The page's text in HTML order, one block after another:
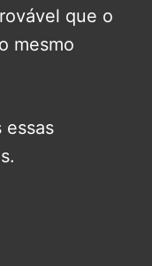
que o
mesmo
essas